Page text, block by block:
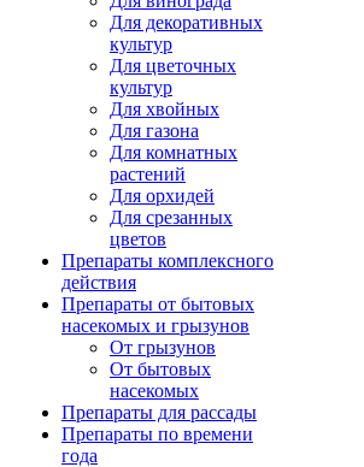
Для декоративных
культур
Для цветочных
культур
Для хвойных
Для газона
Для комнатных
растений
Для орхидей
Для срезанных
цветов
Препараты комплексного
действия
Препараты от бытовых
насекомых и грызунов
От грызунов
От бытовых
насекомых
Препараты для рассады
Препараты по времени
года